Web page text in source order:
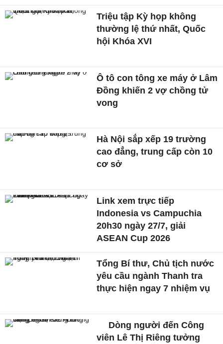
Triệu tập Kỳ họp không
thường lệ thứ nhất, Quốc
hội Khóa XVI
Ô tô con tông xe máy ở Lâm
Đồng khiến 2 vợ chồng tử
vong
Hà Nội sắp xếp 19 trường
cao đẳng, trung cấp còn 10
cơ sở
Link xem trực tiếp
Indonesia vs Campuchia
20h30 ngày 27/7, giải
ASEAN Cup 2026
Tổng Bí thư, Chủ tịch nước
yêu cầu ngành Thanh tra
thực hiện ngay 7 nhiệm vụ
Dòng người đến Công
viên Lê Thị Riêng tưởng